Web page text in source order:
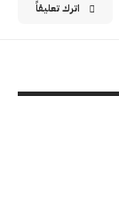
اترك تعليقاً